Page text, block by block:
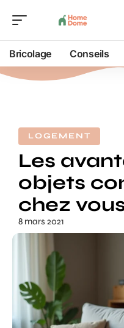
Bricolage Conseils
LOGEMENT
Les
objets
chez
8 mars 2021